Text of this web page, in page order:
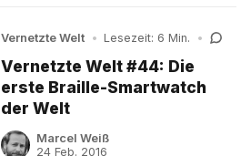
Vernetzte Welt • Lesezeit: 6 Min. •
Vernetzte Welt #44: Die
erste Braille-Smartwatch
der Welt
Marcel Weiß
24 Feb. 2016